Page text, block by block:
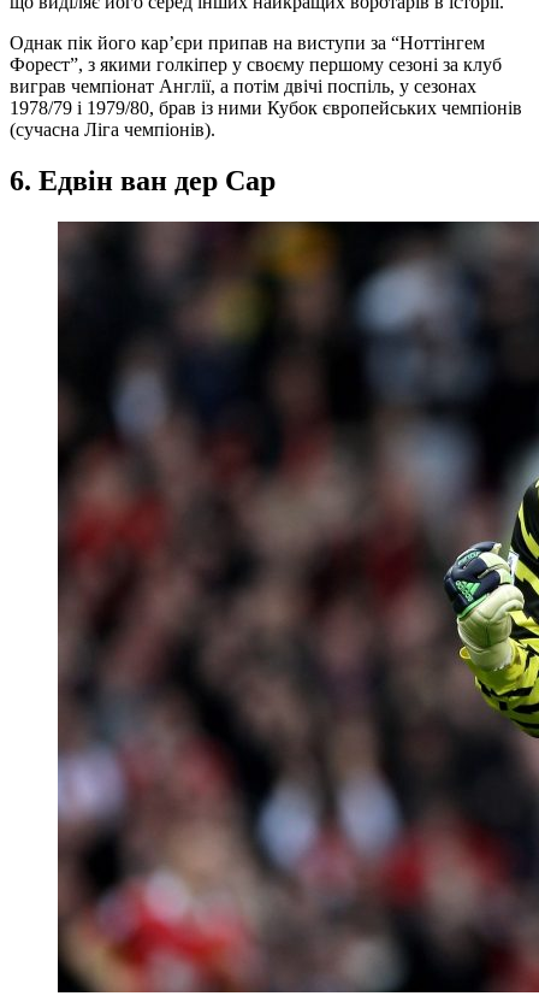
Однак пік його кар’єри припав на виступи за “Ноттінгем
Форест”, з якими голкіпер у своєму першому сезоні за клуб
виграв чемпіонат Англії, а потім двічі поспіль, у сезонах
1978/79 і 1979/80, брав із ними Кубок європейських чемпіонів
(сучасна Ліга чемпіонів).
6. Едвін ван дер Сар